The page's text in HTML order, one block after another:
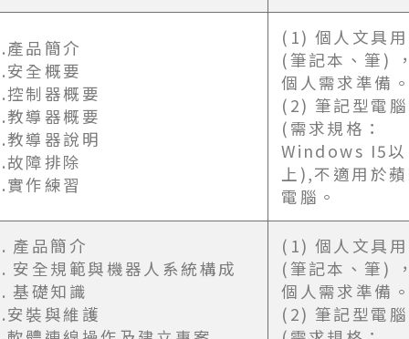
產品簡介
安全概要
控制器概要
教導器概要
教導器說明
故障排除
實作練習
(1) 個人文具
(筆記本、筆)
個人需求準備
(2) 筆記型電腦
(需求規格：
Windows I5以
上),不適用於
電腦。
產品簡介
安全規範與機器人系統構成
基礎知識
安裝與維護
(1) 個人文具
(筆記本、筆)
個人需求準備
(2) 筆記型電腦